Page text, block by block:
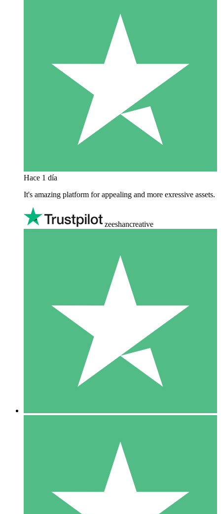
Hace 1 día
It's amazing platform for appealing and more exressive assets.
zeeshancreative